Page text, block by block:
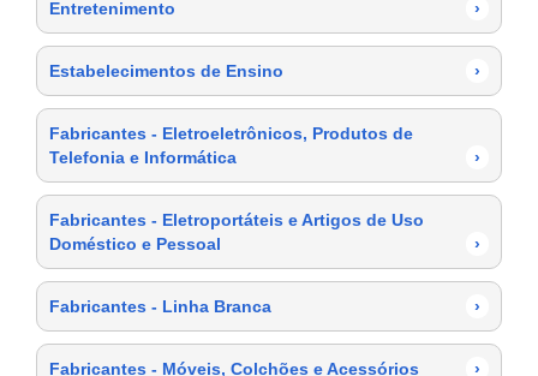
Entretenimento ›
Estabelecimentos de Ensino ›
Fabricantes - Eletroeletrônicos, Produtos de
Telefonia e Informática
›
Fabricantes - Eletroportáteis e Artigos de Uso
Doméstico e Pessoal
›
Fabricantes - Linha Branca ›
Fabricantes - Móveis, Colchões e Acessórios ›